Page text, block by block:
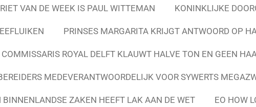
VAN DE WEEK IS PAUL WITTEMAN KONINKLIJKE
PRINSES MARGARITA KRIJGT ANTWOORD OP
ROYAL DELFT KLAUWT HALVE TON EN GEEN
MEDEVERANTWOORDELIJK VOOR SYWERTS
BINNENLANDSE ZAKEN HEEFT LAK AAN DE WET EO HOW